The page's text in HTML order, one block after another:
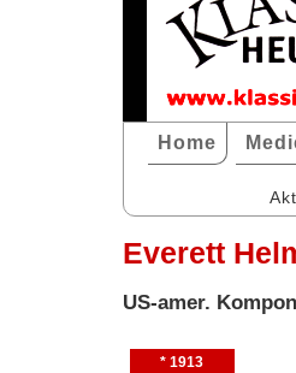
Home
Everett
US-amer.
* 1913